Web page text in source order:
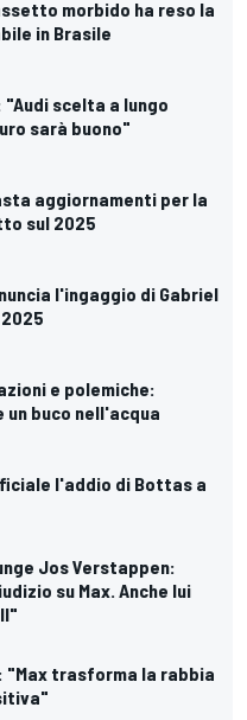
morbido ha reso la
in Brasile
"Audi scelta a lungo
sarà buono"
aggiornamenti per la
sul 2025
l'ingaggio di Gabriel
e polemiche:
un buco nell'acqua
l'addio di Bottas a
Jos Verstappen:
su Max. Anche lui
"Max trasforma la rabbia